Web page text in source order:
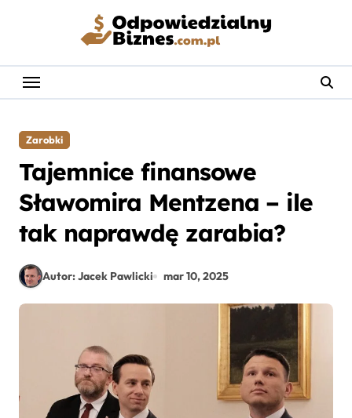
Zarobki
Tajemnice finansowe
Sławomira Mentzena – ile
tak naprawdę zarabia?
Autor: Jacek Pawlicki mar 10, 2025